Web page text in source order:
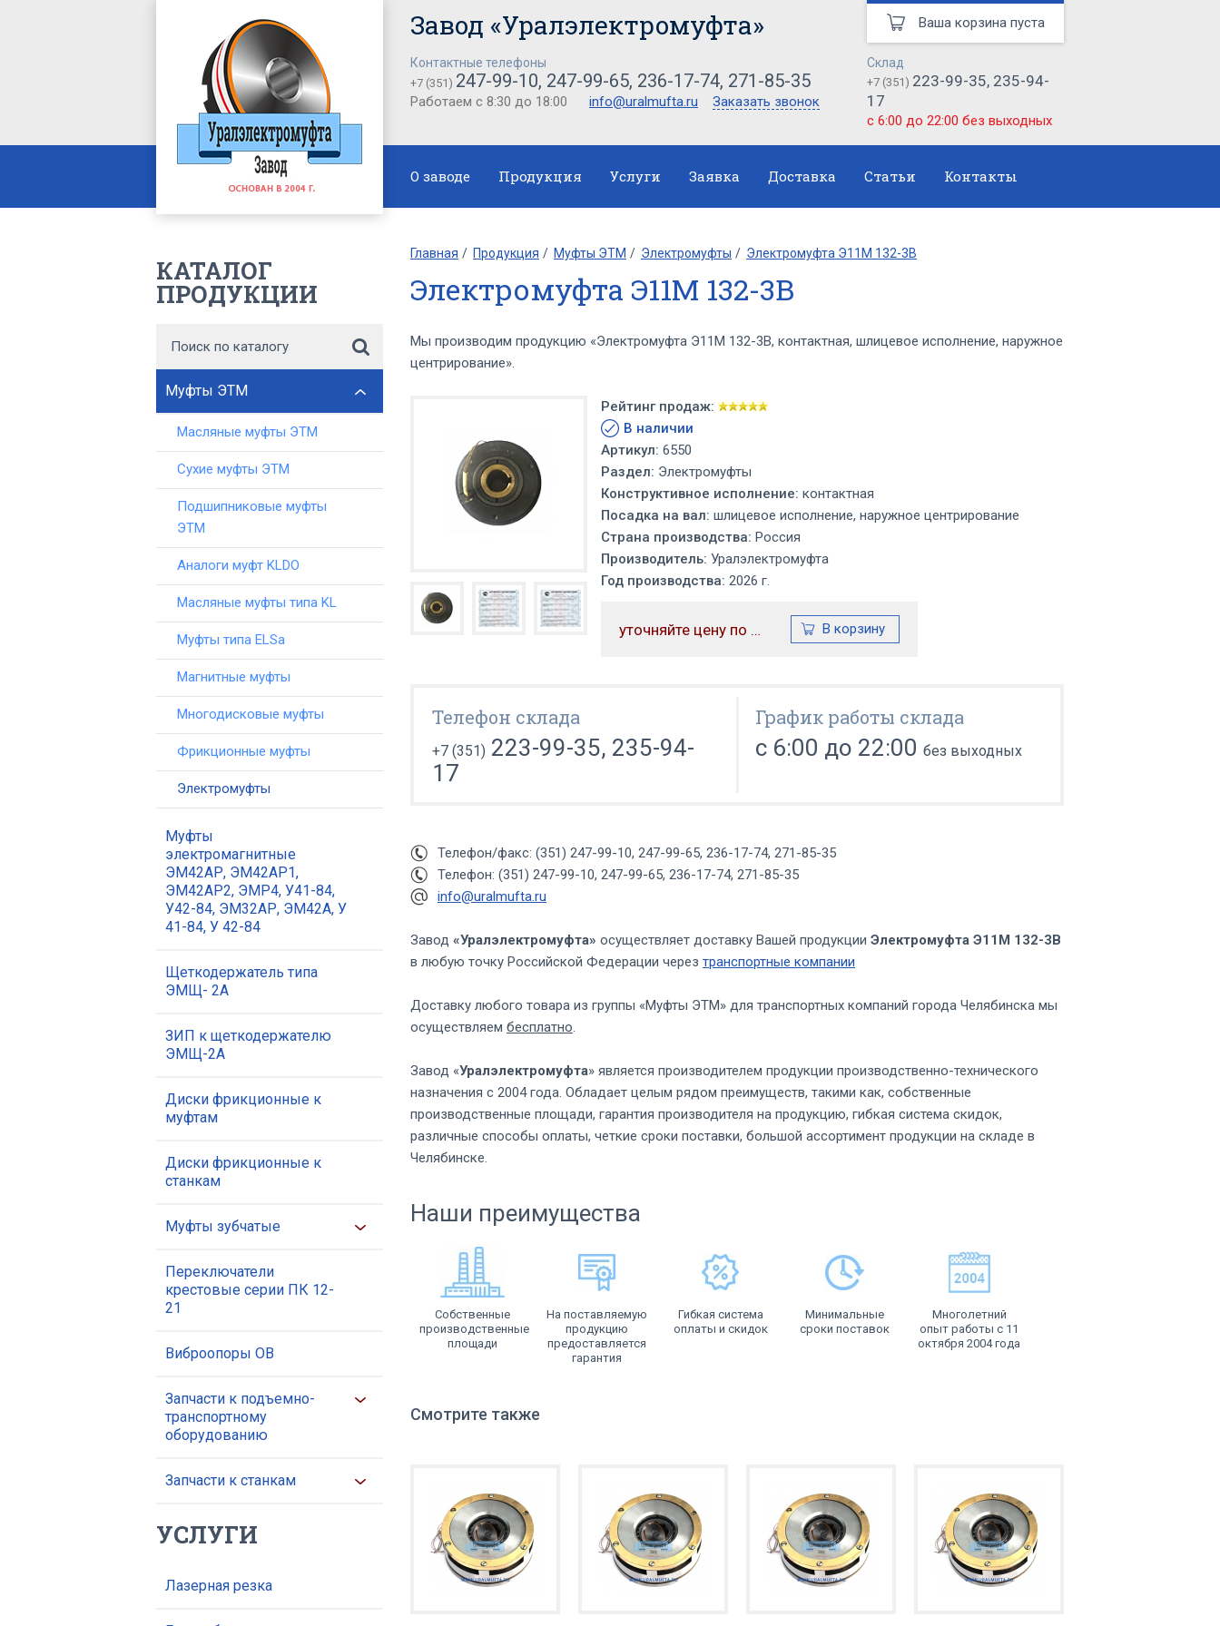
Завод «Уралэлектромуфта»
Контактные телефоны
+7 (351) 247-99-10, 247-99-65, 236-17-74, 271-85-35
Работаем с 8:30 до 18:00 info@uralmufta.ru Заказать звонок
Склад
+7 (351) 223-99-35, 235-94-
17
с 6:00 до 22:00 без выходных
Ваша корзина пуста
О заводе Продукция Услуги Заявка Доставка Статьи Контакты
КАТАЛОГ
ПРОДУКЦИИ
Муфты ЭТМ
Масляные муфты ЭТМ
Сухие муфты ЭТМ
Подшипниковые муфты
ЭТМ
Аналоги муфт KLDO
Масляные муфты типа KL
Муфты типа ELSa
Магнитные муфты
Многодисковые муфты
Фрикционные муфты
Электромуфты
Муфты
электромагнитные
ЭМ42АР, ЭМ42АР1,
ЭМ42АР2, ЭМР4, У41-84,
У42-84, ЭМ32АР, ЭМ42А, У
41-84, У 42-84
Щеткодержатель типа
ЭМЩ- 2А
ЗИП к щеткодержателю
ЭМЩ-2А
Диски фрикционные к
муфтам
Диски фрикционные к
станкам
Муфты зубчатые
Переключатели
крестовые серии ПК 12-
21
Виброопоры ОВ
Запчасти к подъемно-
транспортному
оборудованию
Запчасти к станкам
УСЛУГИ
Лазерная резка
Главная Продукция Муфты ЭТМ Электромуфты Электромуфта Э11М 132-3В
Электромуфта Э11М 132-3В
Мы производим продукцию «Электромуфта Э11М 132-3В, контактная, шлицевое исполнение, наружное
центрирование».
Рейтинг продаж:
В наличии
Артикул: 6550
Раздел: Электромуфты
Конструктивное исполнение: контактная
Посадка на вал: шлицевое исполнение, наружное центрирование
Страна производства: Россия
Производитель: Уралэлектромуфта
Год производства: 2026 г.
уточняйте цену по телефону
Телефон склада
+7 (351) 223-99-35, 235-94-
17
График работы склада
с 6:00 до 22:00 без выходных
Телефон/факс: (351) 247-99-10, 247-99-65, 236-17-74, 271-85-35
Телефон: (351) 247-99-10, 247-99-65, 236-17-74, 271-85-35
info@uralmufta.ru
Завод «Уралэлектромуфта» осуществляет доставку Вашей продукции Электромуфта Э11М 132-3В
в любую точку Российской Федерации через транспортные компании
Доставку любого товара из группы «Муфты ЭТМ» для транспортных компаний города Челябинска мы
осуществляем бесплатно.
Завод «Уралэлектромуфта» является производителем продукции производственно-технического
назначения с 2004 года. Обладает целым рядом преимуществ, такими как, собственные
производственные площади, гарантия производителя на продукцию, гибкая система скидок,
различные способы оплаты, четкие сроки поставки, большой ассортимент продукции на складе в
Челябинске.
Наши преимущества
Собственные
производственные
площади
На поставляемую
продукцию
предоставляется
гарантия
Гибкая система
оплаты и скидок
Минимальные
сроки поставок
Многолетний
опыт работы с 11
октября 2004 года
Смотрите также